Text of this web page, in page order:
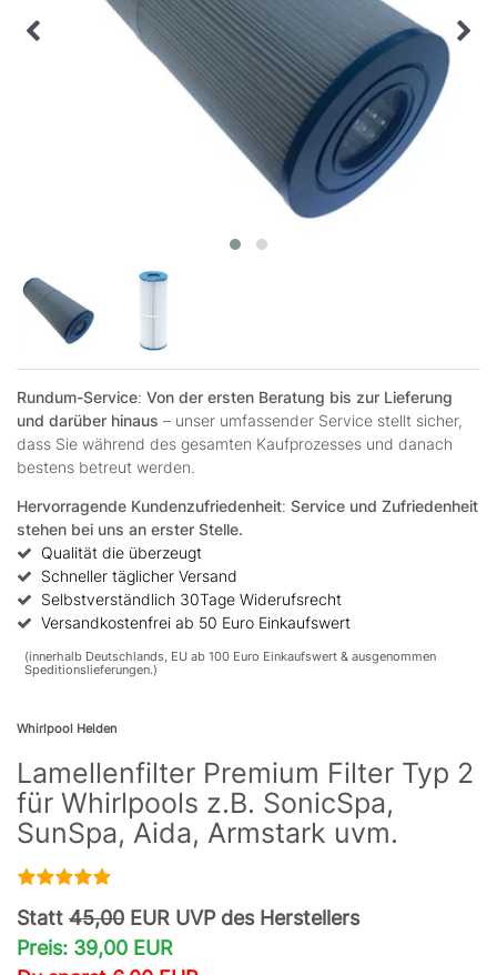
Rundum-Service: Von der ersten Beratung bis zur Lieferung
und darüber hinaus – unser umfassender Service stellt sicher,
dass Sie während des gesamten Kaufprozesses und danach
bestens betreut werden.
Hervorragende Kundenzufriedenheit: Service und Zufriedenheit
stehen bei uns an erster Stelle.
Qualität die überzeugt
Schneller täglicher Versand
Selbstverständlich 30Tage Widerufsrecht
Versandkostenfrei ab 50 Euro Einkaufswert
(innerhalb Deutschlands, EU ab 100 Euro Einkaufswert & ausgenommen
Speditionslieferungen.)
Whirlpool Helden
Lamellenfilter Premium Filter Typ 2
für Whirlpools z.B. SonicSpa,
SunSpa, Aida, Armstark uvm.
Statt 45,00 EUR UVP des Herstellers
Preis: 39,00 EUR